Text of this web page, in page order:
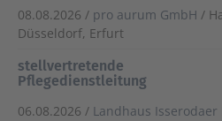
08.08.2026 / pro aurum GmbH /
Düsseldorf, Erfurt
stellvertretende
Pflegedienstleitung
06.08.2026 / Landhaus Isserodaer